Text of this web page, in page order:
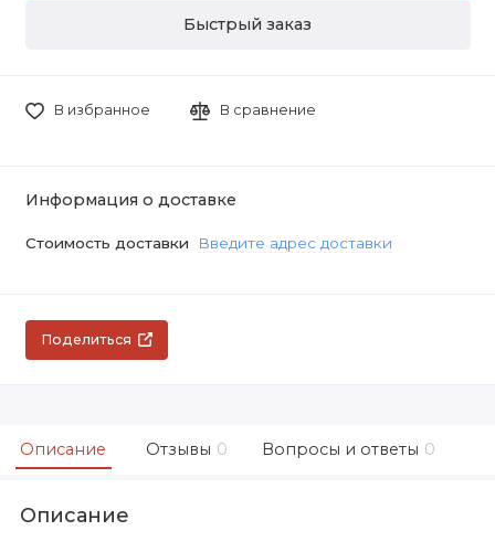
Быстрый заказ
В избранное В сравнение
Информация о доставке
Стоимость доставки Введите адрес доставки
Поделиться
Описание Отзывы 0 Вопросы и ответы 0
Описание